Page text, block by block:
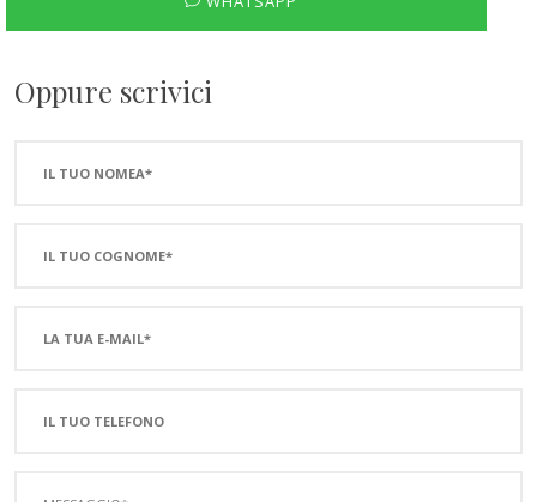
Oppure scrivici